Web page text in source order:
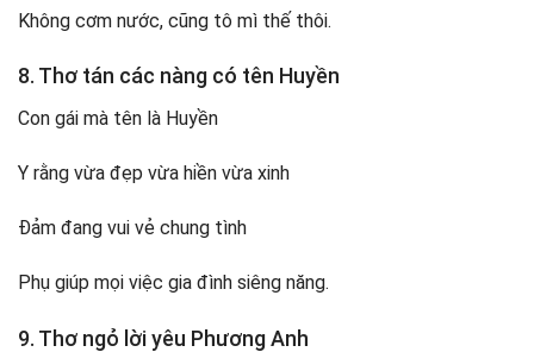
Không cơm nước, cũng tô mì thế thôi.
8. Thơ tán các nàng có tên Huyền
Con gái mà tên là Huyền
Y rằng vừa đẹp vừa hiền vừa xinh
Đảm đang vui vẻ chung tình
Phụ giúp mọi việc gia đình siêng năng.
9. Thơ ngỏ lời yêu Phương Anh